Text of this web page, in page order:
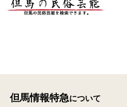
但馬情報特急について